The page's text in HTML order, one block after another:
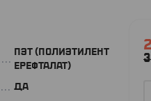
ПЭТ (ПОЛИЭТИЛЕНТ
ЕРЕФТАЛАТ)
ДА